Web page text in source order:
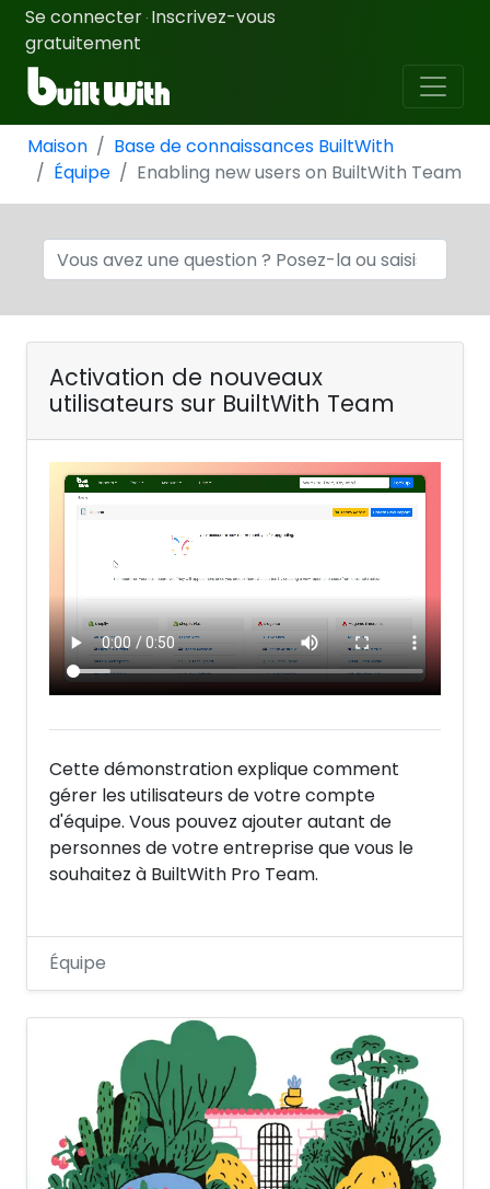
Se connecter · Inscrivez-vous
gratuitement
Maison
Base de connaissances BuiltWith
Équipe
Enabling new users on BuiltWith Team
Activation de nouveaux
utilisateurs sur BuiltWith Team
Cette démonstration explique comment
gérer les utilisateurs de votre compte
d'équipe. Vous pouvez ajouter autant de
personnes de votre entreprise que vous le
souhaitez à BuiltWith Pro Team.
Équipe